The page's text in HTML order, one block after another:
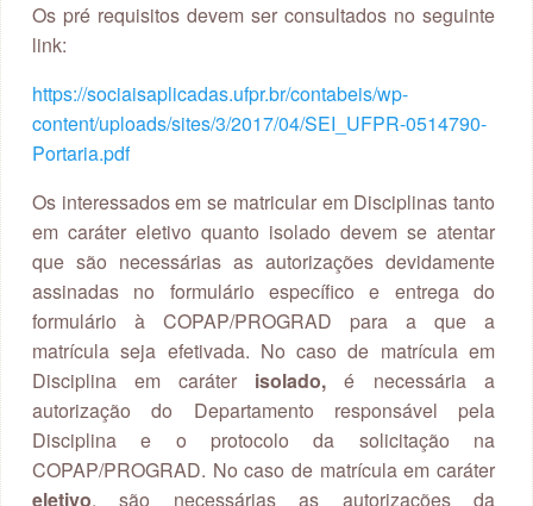
Os pré requisitos devem ser consultados no seguinte
link:
https://sociaisaplicadas.ufpr.br/contabeis/wp-
content/uploads/sites/3/2017/04/SEI_UFPR-0514790-
Portaria.pdf
Os interessados em se matricular em Disciplinas tanto
em caráter eletivo quanto isolado devem se atentar
que são necessárias as autorizações devidamente
assinadas no formulário específico e entrega do
formulário à COPAP/PROGRAD para a que a
matrícula seja efetivada. No caso de matrícula em
Disciplina em caráter isolado, é necessária a
autorização do Departamento responsável pela
Disciplina e o protocolo da solicitação na
COPAP/PROGRAD. No caso de matrícula em caráter
eletivo, são necessárias as autorizações da